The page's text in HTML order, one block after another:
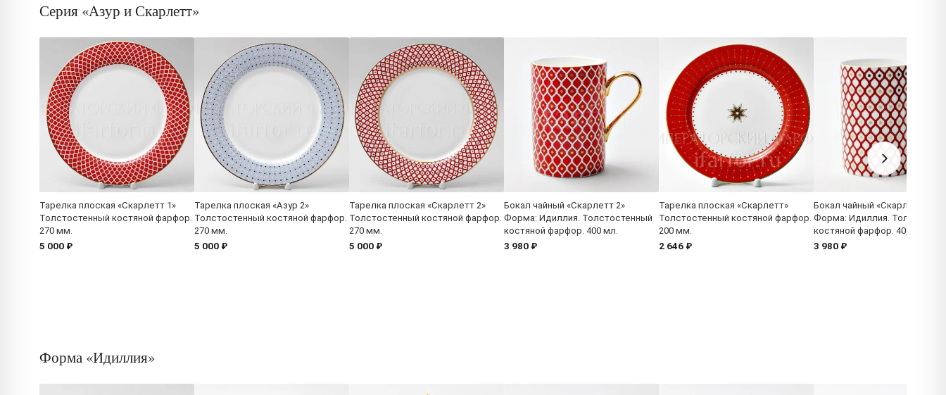
Серия «Азур и Скарлетт»
Тарелка плоская «Скарлетт 1»
Толстостенный костяной фарфор.
270 мм.
5 000 ₽
Тарелка плоская «Азур 2»
Толстостенный костяной фарфор.
270 мм.
5 000 ₽
Тарелка плоская «Скарлетт 2»
Толстостенный костяной фарфор.
270 мм.
5 000 ₽
Бокал чайный «Скарлетт 2»
Форма: Идиллия. Толстостенный
костяной фарфор. 400 мл.
3 980 ₽
Тарелка плоская «Скарлетт»
Толстостенный костяной фарфор.
200 мм.
2 646 ₽
Бокал чайный «Скарлетт 1»
Форма: Идиллия.
костяной фарфор. 400 мл.
3 980 ₽
Форма «Идиллия»